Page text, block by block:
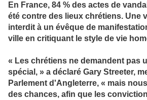
En France, 84 % des actes de
été contre des lieux chrétiens. Une
interdit à un évêque de
ville en critiquant le style de vie
« Les chrétiens ne demandent pas
spécial, » a déclaré Gary Streeter,
Parlement d'Angleterre, « mais
des chances, afin que les